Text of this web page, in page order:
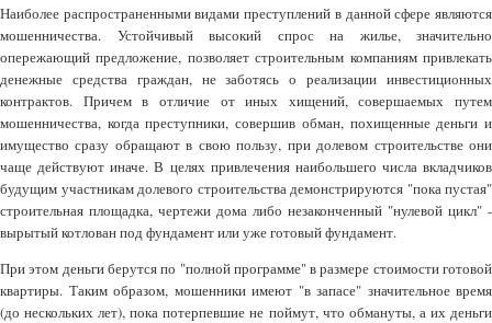
Наиболее распространенными видами преступлений в данной сфере являются
мошенничества. Устойчивый высокий спрос на жилье, значительно
опережающий предложение, позволяет строительным компаниям привлекать
денежные средства граждан, не заботясь о реализации инвестиционных
контрактов. Причем в отличие от иных хищений, совершаемых путем
мошенничества, когда преступники, совершив обман, похищенные деньги и
имущество сразу обращают в свою пользу, при долевом строительстве они
чаще действуют иначе. В целях привлечения наибольшего числа вкладчиков
будущим участникам долевого строительства демонстрируются "пока пустая"
строительная площадка, чертежи дома либо незаконченный "нулевой цикл" -
вырытый котлован под фундамент или уже готовый фундамент.
При этом деньги берутся по "полной программе" в размере стоимости готовой
квартиры. Таким образом, мошенники имеют "в запасе" значительное время
(до нескольких лет), пока потерпевшие не поймут, что обмануты, а их деньги